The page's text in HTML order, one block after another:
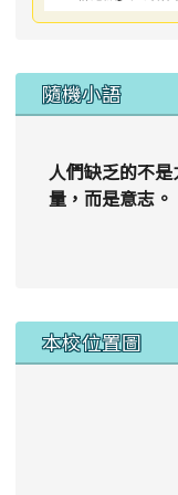
隨機小語
人們缺乏的不是
量，而是意志。
本校位置圖